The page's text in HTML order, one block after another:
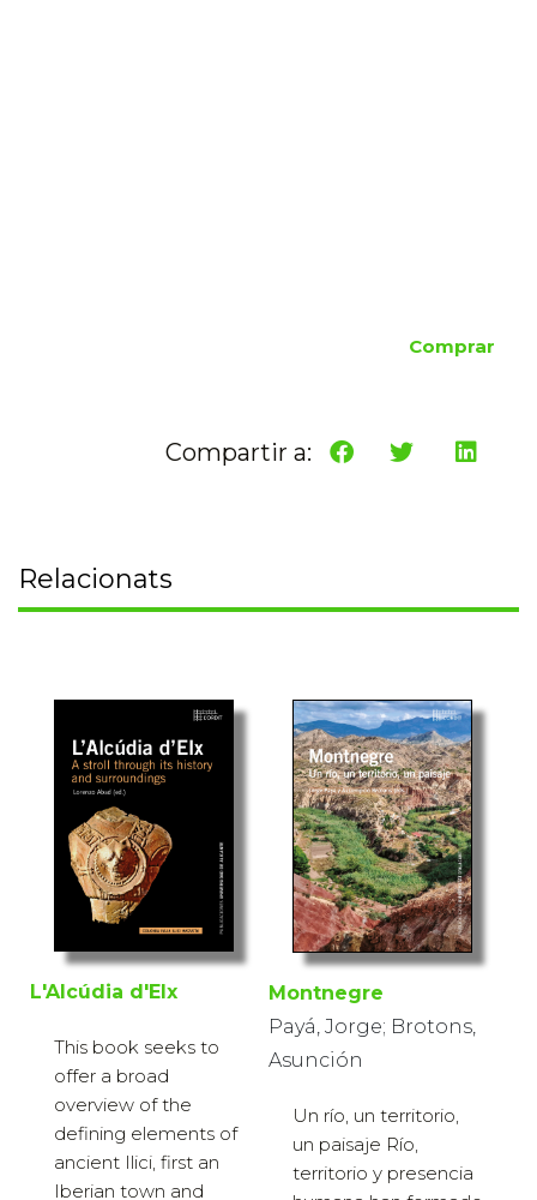
Comprar
Compartir a:
Relacionats
L'Alcúdia d'Elx
This book seeks to
offer a broad
overview of the
defining elements of
ancient Ilici, first an
Iberian town and
Montnegre
Payá, Jorge; Brotons,
Asunción
Un río, un territorio,
un paisaje Río,
territorio y presencia